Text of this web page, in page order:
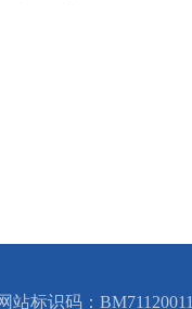
标识码：BM71120011